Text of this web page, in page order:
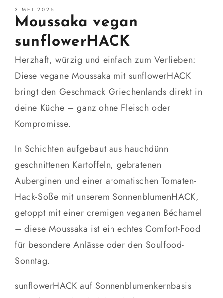
3 MEI 2025
Moussaka vegan
sunflowerHACK
Herzhaft, würzig und einfach zum Verlieben:
Diese vegane Moussaka mit sunflowerHACK
bringt den Geschmack Griechenlands direkt in
deine Küche – ganz ohne Fleisch oder
Kompromisse.
In Schichten aufgebaut aus hauchdünn
geschnittenen Kartoffeln, gebratenen
Auberginen und einer aromatischen Tomaten-
Hack-Soße mit unserem SonnenblumenHACK,
getoppt mit einer cremigen veganen Béchamel
– diese Moussaka ist ein echtes Comfort-Food
für besondere Anlässe oder den Soulfood-
Sonntag.
sunflowerHACK auf Sonnenblumenkernbasis